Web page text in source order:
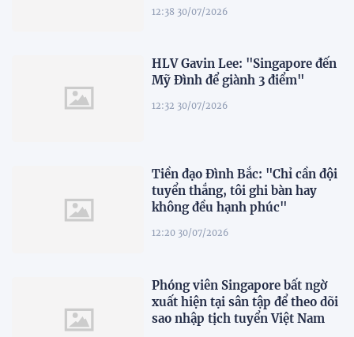
12:38 30/07/2026
HLV Gavin Lee: "Singapore đến
Mỹ Đình để giành 3 điểm"
12:32 30/07/2026
Tiền đạo Đình Bắc: "Chỉ cần đội
tuyển thắng, tôi ghi bàn hay
không đều hạnh phúc"
12:20 30/07/2026
Phóng viên Singapore bất ngờ
xuất hiện tại sân tập để theo dõi
sao nhập tịch tuyển Việt Nam